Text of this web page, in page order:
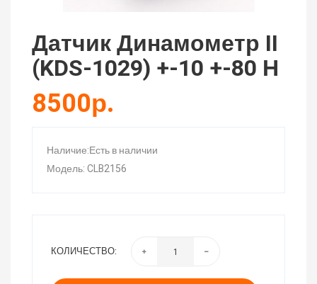
Датчик Динамометр II
(KDS-1029) +-10 +-80 Н
8500р.
Наличие:Есть в наличии
Модель: CLB2156
КОЛИЧЕСТВО: